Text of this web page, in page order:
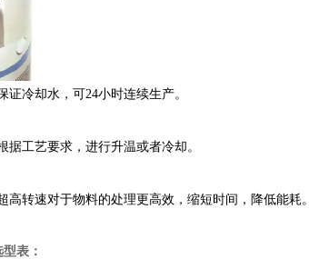
冷却水，可24小时连续生产。
据工艺要求，进行升温或者冷却。
高转速对于物料的处理更高效，缩短时间，降低能耗。
表：